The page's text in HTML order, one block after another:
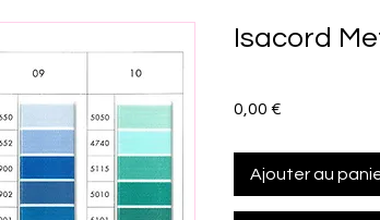
Isacord
0,00 €
Ajouter au